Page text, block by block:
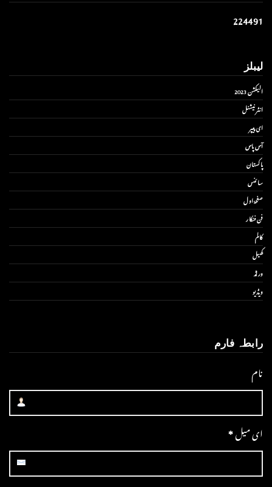
224491
لیبلز
الیکشن 2023
انٹر نیشنل
ای پیپر
آس پاس
پاکستان
سائنس
صفحۂ اول
فن فنکار
کالم
کھیل
ورلڈ
ویڈیو
رابطہ فارم
نام
ای میل*